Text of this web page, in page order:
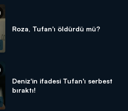
Roza, Tufan'ı öldürdü mü?
Deniz'in ifadesi Tufan'ı serbest
bıraktı!